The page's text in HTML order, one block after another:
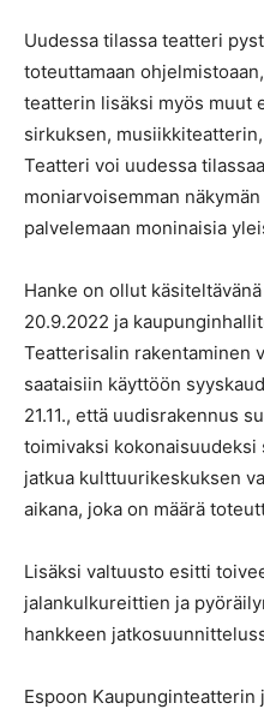
Uudessa tilassa teatteri
toteuttamaan
teatterin lisäksi myös muut
sirkuksen,
Teatteri voi uudessa
moniarvoisemman
palvelemaan moninaisia
Hanke on ollut
20.9.2022 ja
Teatterisalin rakentaminen
saataisiin käyttöön
21.11., että uudisrakennus
toimivaksi
jatkua kulttuurikeskuksen
aikana, joka on määrä
Lisäksi valtuusto esitti
jalankulkureittien ja
hankkeen
Espoon Kaupunginteatterin